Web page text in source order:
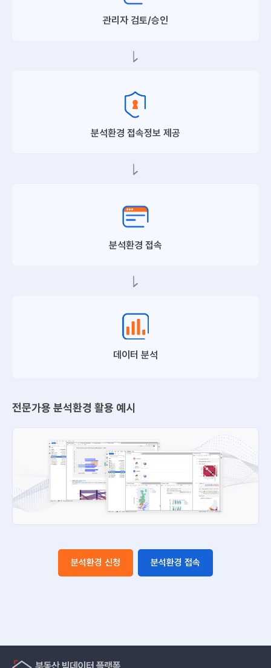
관리자 검토/승인
분석환경 접속정보 제공
분석환경 접속
데이터 분석
전문가용 분석환경 활용 예시
분석환경 신청 분석환경 접속